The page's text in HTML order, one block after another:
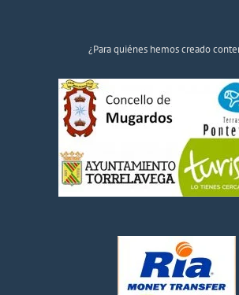
¿Para quiénes hemos creado